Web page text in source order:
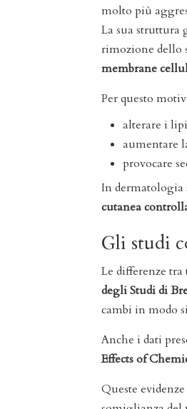
molto più
La sua struttura
rimozione dello
membrane
Per questo
alterare i
aumentare
provocare
In
cutanea
Gli studi
Le differenze
degli Studi di
cambi in modo
Anche i dati
Effects of
Queste